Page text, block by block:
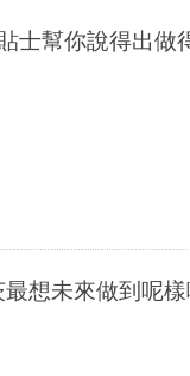
士幫你說得出做
最想未來做到呢